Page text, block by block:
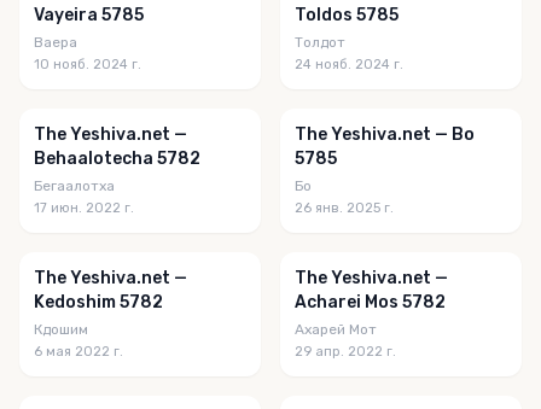
Vayeira 5785
Ваера
10 нояб. 2024 г.
Toldos 5785
Толдот
24 нояб. 2024 г.
The Yeshiva.net —
Behaalotecha 5782
Бегаалотха
17 июн. 2022 г.
The Yeshiva.net — Bo
5785
Бо
26 янв. 2025 г.
The Yeshiva.net —
Kedoshim 5782
Кдошим
6 мая 2022 г.
The Yeshiva.net —
Acharei Mos 5782
Ахарей Мот
29 апр. 2022 г.